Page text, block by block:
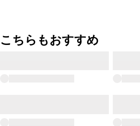
こちらもおすすめ